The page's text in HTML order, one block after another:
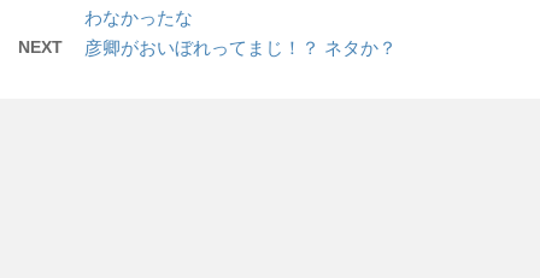
わなかったな
NEXT 彦卿がおいぼれってまじ！？ ネタか？